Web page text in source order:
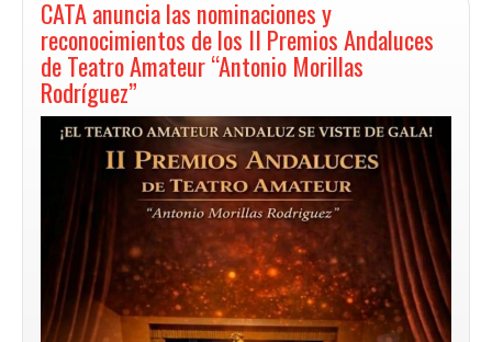
Pozoblanco
(Córdoba):
CATA anuncia las nominaciones y
reconocimientos de los II Premios Andaluces
de Teatro Amateur “Antonio Morillas
Rodríguez”